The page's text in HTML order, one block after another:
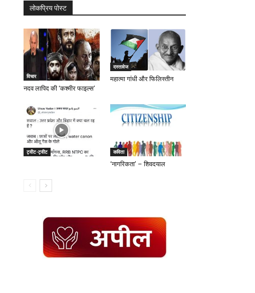
लोकप्रिय पोस्ट
विचार
नदव लापिद की ‘कश्मीर फाइल्स’
दस्तावेज
महात्मा गांधी और फिलिस्तीन
ट्वीट-ट्वीट कविता
‘नागरिकता’ – शिवदयाल